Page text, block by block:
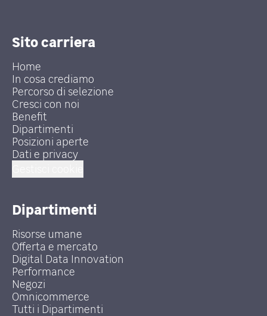
Sito carriera
Home
In cosa crediamo
Percorso di selezione
Cresci con noi
Benefit
Dipartimenti
Posizioni aperte
Dati e privacy
Dipartimenti
Risorse umane
Offerta e mercato
Digital Data Innovation
Performance
Negozi
Omnicommerce
Tutti i Dipartimenti